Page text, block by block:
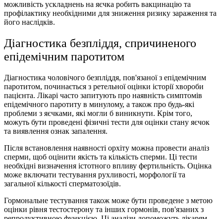
можливість ускладнень на яєчка робить вакцинацію та
профілактику необхідними для зниження ризику зараження та
його наслідків.
Діагностика безпліддя, спричиненого
епідемічним паротитом
Діагностика чоловічого безпліддя, пов'язаної з епідемічним
паротитом, починається з ретельної оцінки історії хвороби
пацієнта. Лікарі часто запитують про наявність симптомів
епідемічного паротиту в минулому, а також про будь-які
проблеми з яєчками, які могли б виникнути. Крім того,
можуть бути проведені фізичні тести для оцінки стану яєчок
та виявлення ознак запалення.
Після встановлення наявності орхіту можна провести аналіз
сперми, щоб оцінити якість та кількість сперми. Ці тести
необхідні визначення істотного впливу фертильність. Оцінка
може включати тестування рухливості, морфології та
загальної кількості сперматозоїдів.
Гормональне тестування також може бути проведене з метою
оцінки рівня тестостерону та інших гормонів, пов'язаних з